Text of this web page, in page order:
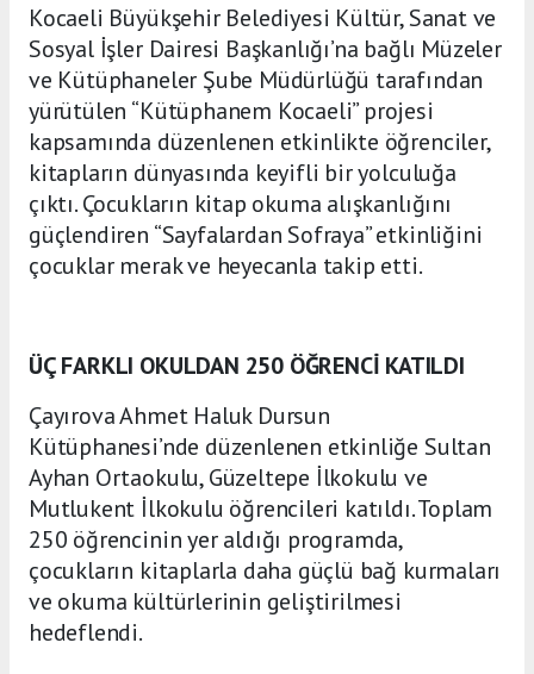
Kocaeli Büyükşehir Belediyesi Kültür, Sanat ve
Sosyal İşler Dairesi Başkanlığı’na bağlı Müzeler
ve Kütüphaneler Şube Müdürlüğü tarafından
yürütülen “Kütüphanem Kocaeli” projesi
kapsamında düzenlenen etkinlikte öğrenciler,
kitapların dünyasında keyifli bir yolculuğa
çıktı. Çocukların kitap okuma alışkanlığını
güçlendiren “Sayfalardan Sofraya” etkinliğini
çocuklar merak ve heyecanla takip etti.
ÜÇ FARKLI OKULDAN 250 ÖĞRENCİ KATILDI
Çayırova Ahmet Haluk Dursun
Kütüphanesi’nde düzenlenen etkinliğe Sultan
Ayhan Ortaokulu, Güzeltepe İlkokulu ve
Mutlukent İlkokulu öğrencileri katıldı. Toplam
250 öğrencinin yer aldığı programda,
çocukların kitaplarla daha güçlü bağ kurmaları
ve okuma kültürlerinin geliştirilmesi
hedeflendi.